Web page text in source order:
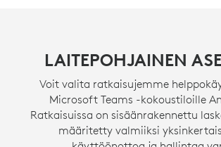
LAITEPOHJAINEN
Voit valita ratkaisujemme
Microsoft Teams -kokoustiloille
Ratkaisuissa on sisäänrakennettu
määritetty valmiiksi